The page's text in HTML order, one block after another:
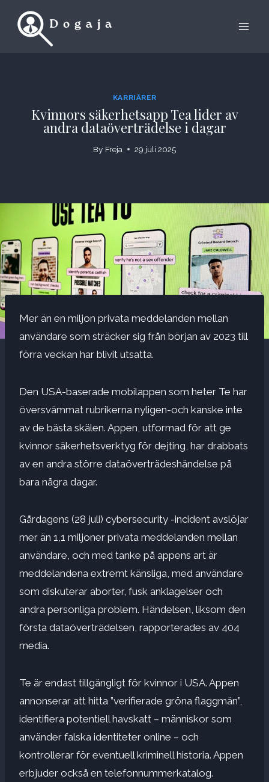
KARRIÄRER
Kvinnors säkerhetsapp Tea lider av
andra dataöverträdelse i dagar
By Freja 29 juli 2025
Mer än en miljon privata meddelanden mellan
användare som sträcker sig från början av 2023 till
förra veckan har blivit utsatta.
Den USA-baserade mobilappen som heter Te har
översvämmat rubrikerna nyligen-och kanske inte
av de bästa skälen. Appen, utformad för att ge
kvinnor säkerhetsverktyg för dejting, har drabbats
av en andra större dataöverträdeshändelse på
bara några dagar.
Gårdagens (28 juli) cybersecurity -incident avslöjar
mer än 1,1 miljoner privata meddelanden mellan
användare, och med tanke på appens art är
meddelandena extremt känsliga, med användare
som diskuterar aborter, fusk anklagelser och
andra personliga problem. Händelsen, liksom den
första dataöverträdelsen, rapporterades av 404
media.
Te är endast tillgängligt för kvinnor i USA. Appen
annonserar att hitta ”verifierade gröna flaggmän”,
identifiera potentiell havskatt – människor som
använder falska identiteter online – och
kontrollerar för eventuell kriminell historia. Appen
erbjuder också en telefonnummerkatalog.